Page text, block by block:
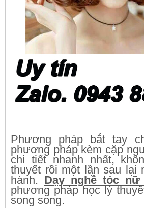
Phương pháp bắt tay
phương pháp kèm cặp
chi tiết nhanh nhất,
thuyết rồi một lần sau lại
hành. Dạy nghề tóc
phương pháp học lý
song song.